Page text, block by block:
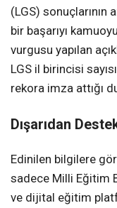
(LGS) sonuçlarının
bir başarıyı
vurgusu yapılan
LGS il birincisi
rekora imza attığı
Dışarıdan
Edinilen bilgilere
sadece Milli Eğitim
ve dijital eğitim